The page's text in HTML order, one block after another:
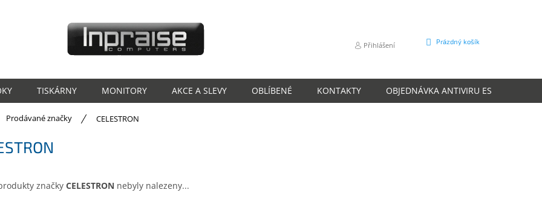
Přihlášení
NÁKUPNÍ
Prázdný košík
TISKÁRNY MONITORY AKCE A SLEVY OBLÍBENÉ KONTAKTY OBJEDNÁVKA ANTIVIRU ESET
Prodávané značky CELESTRON
značky CELESTRON nebyly nalezeny...